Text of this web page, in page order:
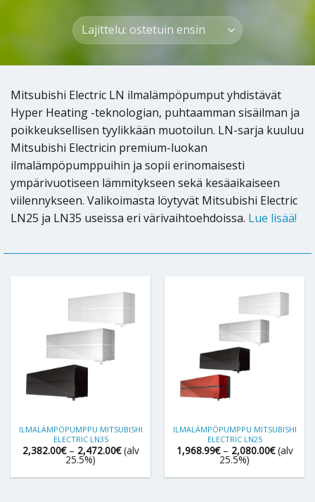
Mitsubishi Electric LN ilmalämpöpumput yhdistävät
Hyper Heating -teknologian, puhtaamman sisäilman ja
poikkeuksellisen tyylikkään muotoilun. LN-sarja kuuluu
Mitsubishi Electricin premium-luokan
ilmalämpöpumppuihin ja sopii erinomaisesti
ympärivuotiseen lämmitykseen sekä kesäaikaiseen
viilennykseen. Valikoimasta löytyvät Mitsubishi Electric
LN25 ja LN35 useissa eri värivaihtoehdoissa. Lue lisää!
ILMALÄMPÖPUMPPU MITSUBISHI
ELECTRIC LN35
2,382.00€ – 2,472.00€Hintaluokka:
2,382.00€
2,472.00€
(alv
25.5%)
ILMALÄMPÖPUMPPU MITSUBISHI
ELECTRIC LN25
1,968.99€ – 2,080.00€ (alv
25.5%)